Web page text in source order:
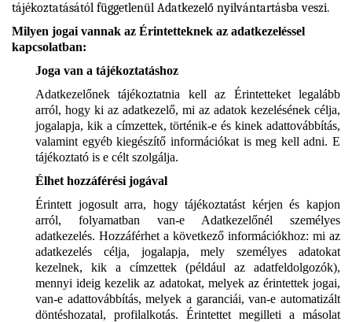
tájékoztatásától függetlenül Adatkezelő nyilvántartásba veszi.
Milyen jogai vannak az Érintetteknek az adatkezeléssel
kapcsolatban:
Joga van a tájékoztatáshoz
Adatkezelőnek tájékoztatnia kell az Érintetteket legalább
arról, hogy ki az adatkezelő, mi az adatok kezelésének célja,
jogalapja, kik a címzettek, történik-e és kinek adattovábbítás,
valamint egyéb kiegészítő információkat is meg kell adni. E
tájékoztató is e célt szolgálja.
Élhet hozzáférési jogával
Érintett jogosult arra, hogy tájékoztatást kérjen és kapjon
arról, folyamatban van-e Adatkezelőnél személyes
adatkezelés. Hozzáférhet a következő információkhoz: mi az
adatkezelés célja, jogalapja, mely személyes adatokat
kezelnek, kik a címzettek (például az adatfeldolgozók),
mennyi ideig kezelik az adatokat, melyek az érintettek jogai,
van-e adattovábbítás, melyek a garanciái, van-e automatizált
döntéshozatal, profilalkotás. Érintettet megilleti a másolat